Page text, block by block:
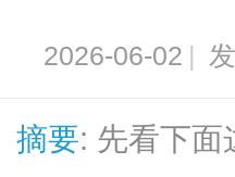
2026-06-02 |
摘要: 先看下面